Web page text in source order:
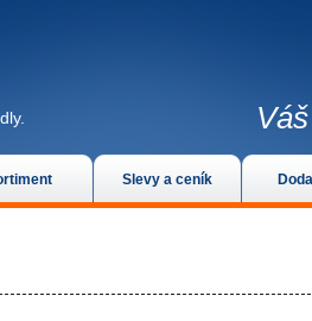
Slevy a ceník